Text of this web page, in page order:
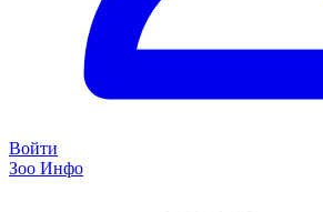
Войти
Зоо Инфо